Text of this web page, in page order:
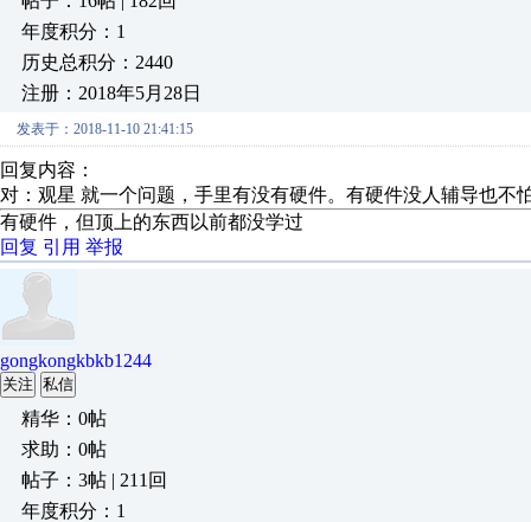
年度积分：1
历史总积分：2440
注册：2018年5月28日
发表于：2018-11-10 21:41:15
回复内容：
对：观星 就一个问题，手里有没有硬件。有硬件没人辅导也
有硬件，但顶上的东西以前都没学过
回复 引用 举报
gongkongkbkb1244
关注 私信
精华：0帖
求助：0帖
帖子：3帖 | 211回
年度积分：1